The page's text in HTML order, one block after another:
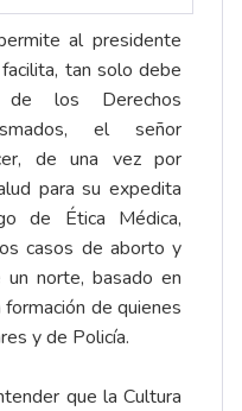
al presidente
tan solo debe
de los Derechos
el señor
de una vez por
para su expedita
de Ética Médica,
casos de aborto y
un norte, basado en
de quienes
y de Policía.
que la Cultura